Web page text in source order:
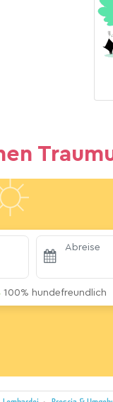
Abreise
100% hundefreundlich